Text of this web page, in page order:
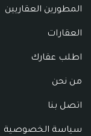
المطورين العقاريين
العقارات
اطلب عقارك
من نحن
اتصل بنا
سياسة الخصوصية